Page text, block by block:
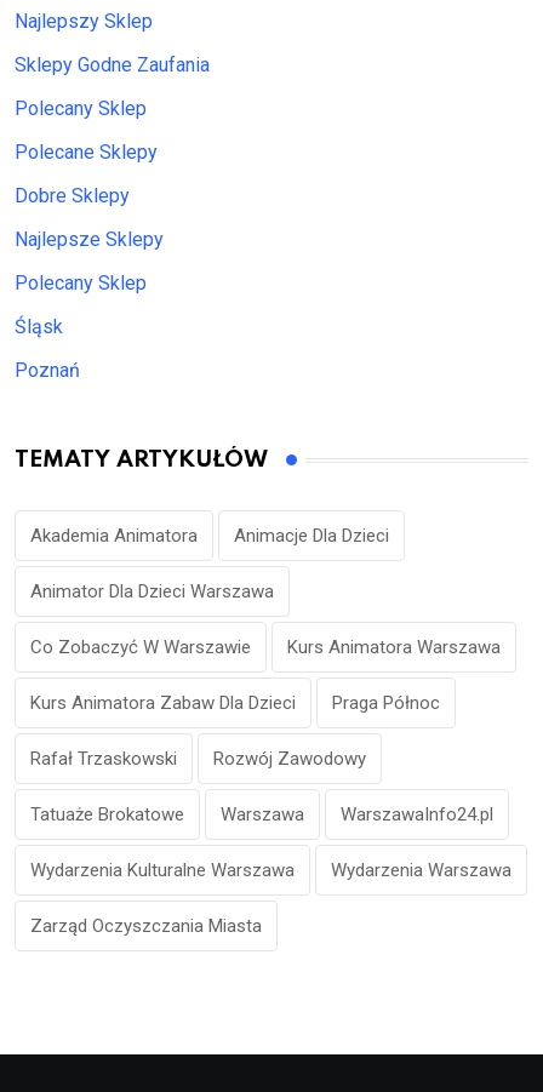
Najlepszy Sklep
Sklepy Godne Zaufania
Polecany Sklep
Polecane Sklepy
Dobre Sklepy
Najlepsze Sklepy
Polecany Sklep
Śląsk
Poznań
TEMATY ARTYKUŁÓW
Akademia Animatora Animacje Dla Dzieci
Animator Dla Dzieci Warszawa
Co Zobaczyć W Warszawie Kurs Animatora Warszawa
Kurs Animatora Zabaw Dla Dzieci Praga Północ
Rafał Trzaskowski Rozwój Zawodowy
Tatuaże Brokatowe Warszawa WarszawaInfo24.pl
Wydarzenia Kulturalne Warszawa Wydarzenia Warszawa
Zarząd Oczyszczania Miasta